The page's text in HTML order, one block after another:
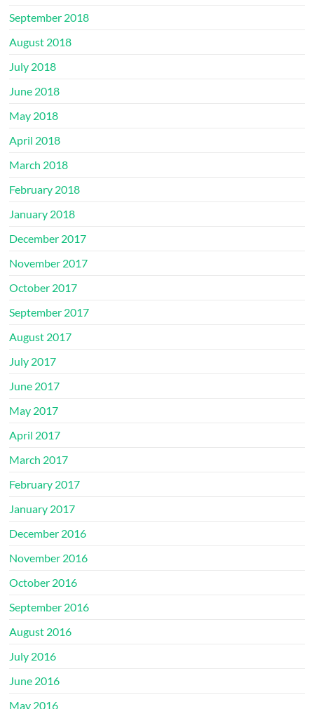
September 2018
August 2018
July 2018
June 2018
May 2018
April 2018
March 2018
February 2018
January 2018
December 2017
November 2017
October 2017
September 2017
August 2017
July 2017
June 2017
May 2017
April 2017
March 2017
February 2017
January 2017
December 2016
November 2016
October 2016
September 2016
August 2016
July 2016
June 2016
May 2016